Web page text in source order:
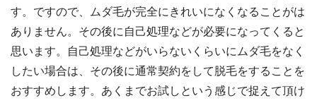
す。ですので、ムダ毛が完全にきれいになくなることがは
ありません。その後に自己処理などが必要になってくると
思います。自己処理などがいらないくらいにムダ毛をなく
したい場合は、その後に通常契約をして脱毛をすることを
おすすめします。あくまでお試しという感じで捉えて頂け